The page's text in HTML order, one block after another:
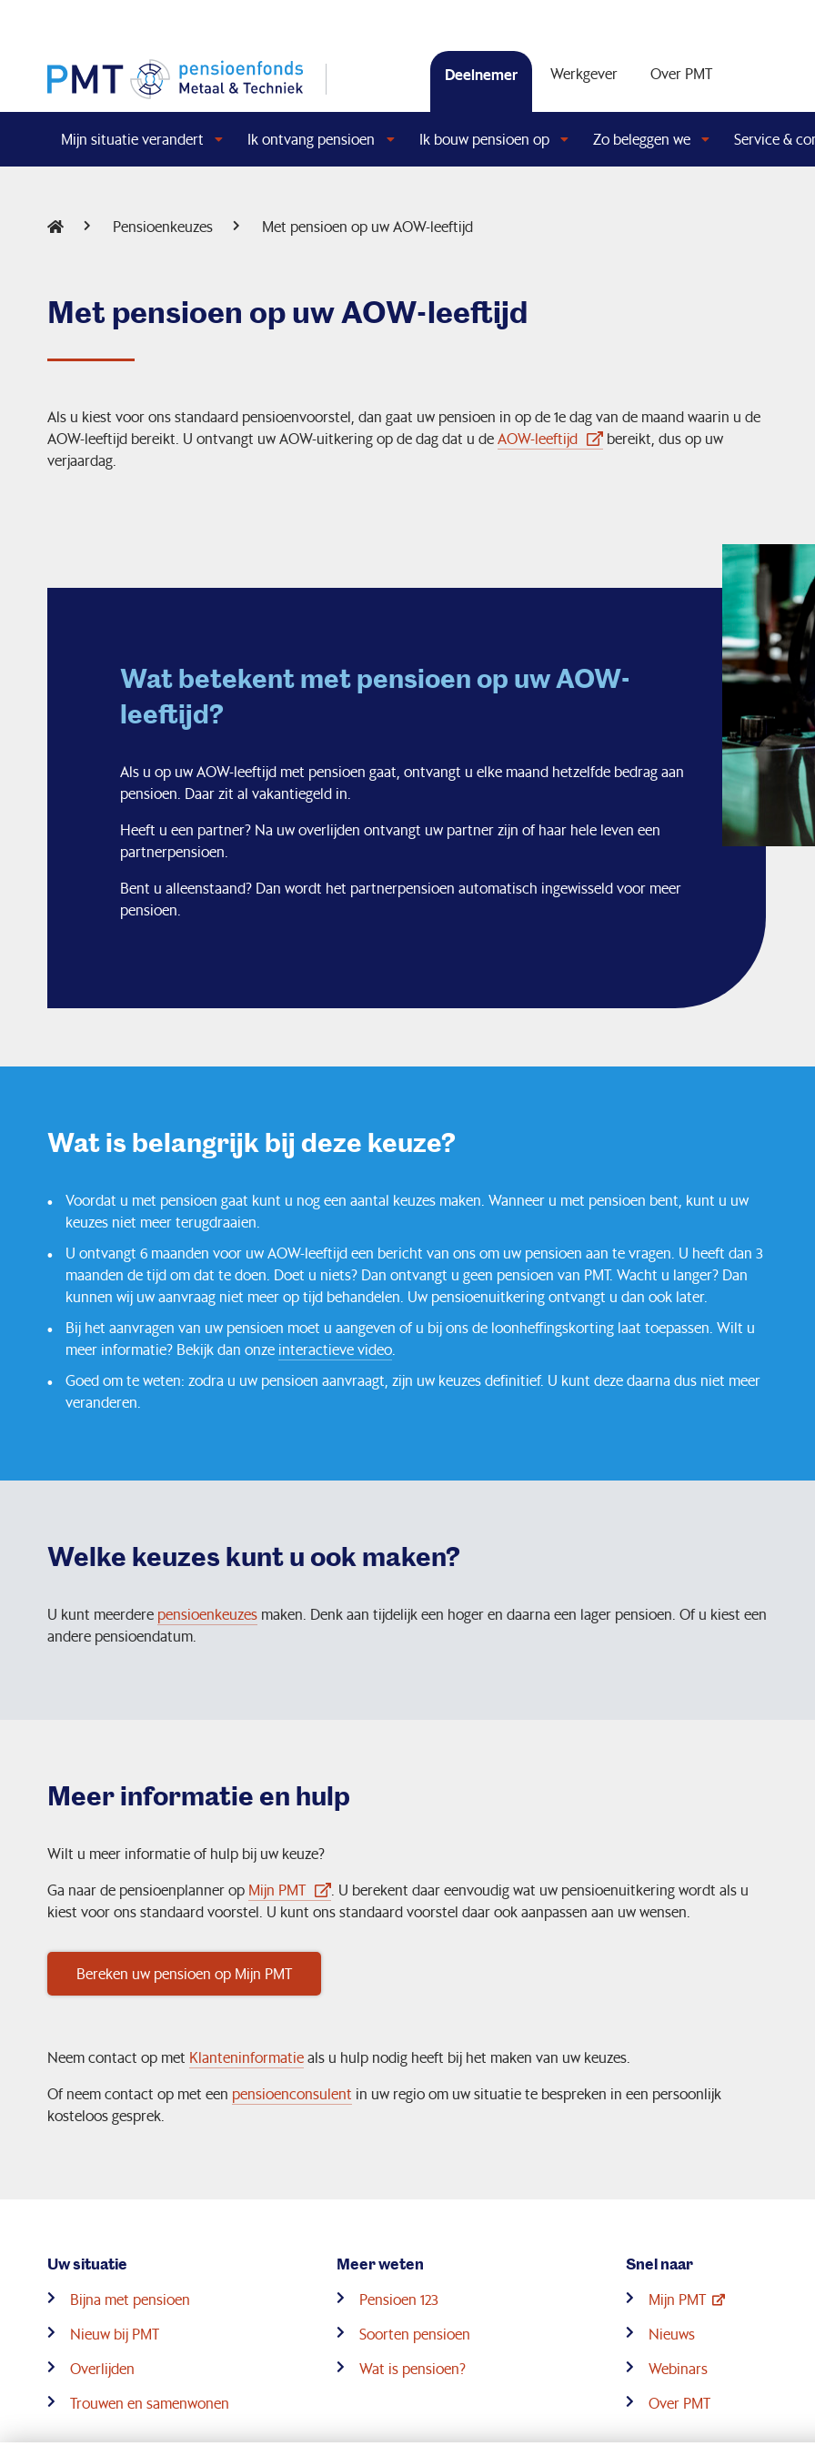
Deelnemer Werkgever Over PMT
Mijn situatie verandert Ik ontvang pensioen Ik bouw pensioen op Zo beleggen we Service &
Pensioenkeuzes Met pensioen op uw AOW-leeftijd
Met pensioen op uw AOW-leeftijd
Als u kiest voor ons standaard pensioenvoorstel, dan gaat uw pensioen in op de 1e dag van de maand waarin u de
AOW-leeftijd bereikt. U ontvangt uw AOW-uitkering op de dag dat u deAOW-leeftijd
bereikt, dus op uw
verjaardag.
Wat betekent met pensioen op uw AOW-
leeftijd?
Als u op uw AOW-leeftijd met pensioen gaat, ontvangt u elke maand hetzelfde bedrag aan
pensioen. Daar zit al vakantiegeld in.
Heeft u een partner? Na uw overlijden ontvangt uw partner zijn of haar hele leven een
partnerpensioen.
Bent u alleenstaand? Dan wordt het partnerpensioen automatisch ingewisseld voor meer
pensioen.
Wat is belangrijk bij deze keuze?
Voordat u met pensioen gaat kunt u nog een aantal keuzes maken. Wanneer u met pensioen bent, kunt u uw
keuzes niet meer terugdraaien.
U ontvangt 6 maanden voor uw AOW-leeftijd een bericht van ons om uw pensioen aan te vragen. U heeft dan 3
maanden de tijd om dat te doen. Doet u niets? Dan ontvangt u geen pensioen van PMT. Wacht u langer? Dan
kunnen wij uw aanvraag niet meer op tijd behandelen. Uw pensioenuitkering ontvangt u dan ook later.
Bij het aanvragen van uw pensioen moet u aangeven of u bij ons de loonheffingskorting laat toepassen. Wilt u
meer informatie? Bekijk dan onze interactieve video
Goed om te weten: zodra u uw pensioen aanvraagt, zijn uw keuzes definitief. U kunt deze daarna dus niet meer
veranderen.
Welke keuzes kunt u ook maken?
U kunt meerdere pensioenkeuzes maken. Denk aan tijdelijk een hoger en daarna een lager pensioen. Of u kiest een
andere pensioendatum.
Meer informatie en hulp
Wilt u meer informatie of hulp bij uw keuze?
Ga naar de pensioenplanner op Mijn PMT
. U berekent daar eenvoudig wat uw pensioenuitkering wordt als u
kiest voor ons standaard voorstel. U kunt ons standaard voorstel daar ook aanpassen aan uw wensen.
Bereken uw pensioen op Mijn PMT
Neem contact op met Klanteninformatieals u hulp nodig heeft bij het maken van uw keuzes.
Of neem contact op met een pensioenconsulent in uw regio om uw situatie te bespreken in een persoonlijk
kosteloos gesprek.
Uw situatie
Bijna met pensioen
Nieuw bij PMT
Overlijden
Trouwen en samenwonen
Meer weten
Pensioen 123
Soorten pensioen
Wat is pensioen?
Snel naar
Mijn PMT
Nieuws
Webinars
Over PMT